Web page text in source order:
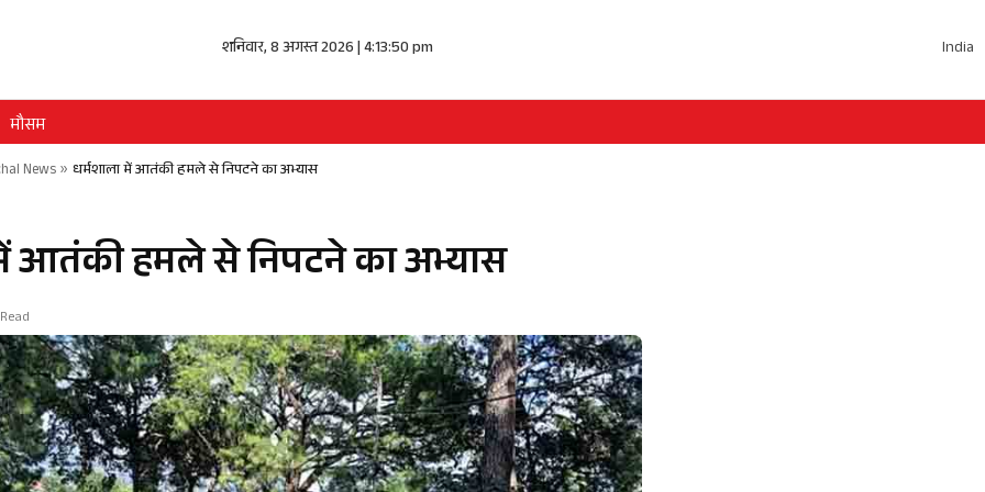
शनिवार, 8 अगस्त 2026 | 4:13:50 pm India
मौसम
News» धर्मशाला में आतंकी हमले से निपटने का अभ्यास
आतंकी हमले से निपटने का अभ्यास